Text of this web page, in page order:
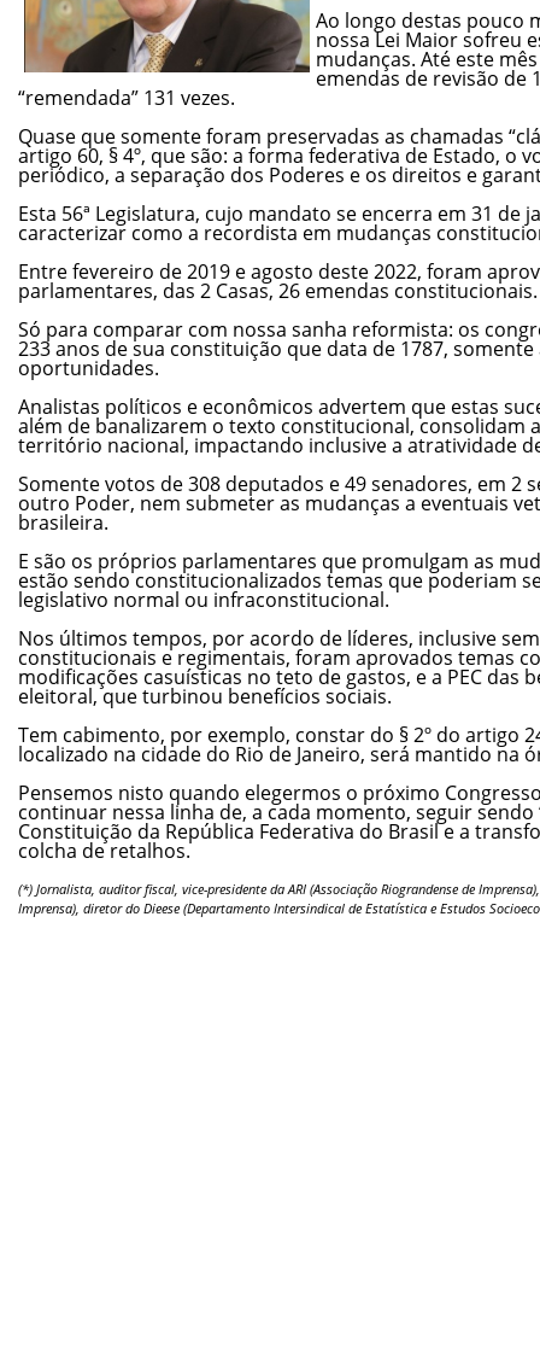
Ao longo destas pouco
nossa Lei Maior sofreu
mudanças. Até este
emendas de revisão de
“remendada” 131 vezes.
Quase que somente foram preservadas as chamadas
artigo 60, § 4º, que são: a forma federativa de Estado, o
periódico, a separação dos Poderes e os direitos e
Esta 56ª Legislatura, cujo mandato se encerra em 31 de
caracterizar como a recordista em mudanças
Entre fevereiro de 2019 e agosto deste 2022, foram
parlamentares, das 2 Casas, 26 emendas constitucionais.
Só para comparar com nossa sanha reformista: os
233 anos de sua constituição que data de 1787,
oportunidades.
Analistas políticos e econômicos advertem que estas
além de banalizarem o texto constitucional, consolidam
território nacional, impactando inclusive a atratividade
Somente votos de 308 deputados e 49 senadores, em 2
outro Poder, nem submeter as mudanças a eventuais
brasileira.
E são os próprios parlamentares que promulgam as
estão sendo constitucionalizados temas que poderiam
legislativo normal ou infraconstitucional.
Nos últimos tempos, por acordo de líderes, inclusive
constitucionais e regimentais, foram aprovados temas
modificações casuísticas no teto de gastos, e a PEC das
eleitoral, que turbinou benefícios sociais.
Tem cabimento, por exemplo, constar do § 2º do artigo
localizado na cidade do Rio de Janeiro, será mantido na
Pensemos nisto quando elegermos o próximo
continuar nessa linha de, a cada momento, seguir sendo
Constituição da República Federativa do Brasil e a
colcha de retalhos.
(*) Jornalista, auditor fiscal, vice-presidente da ARI (Associação Riograndense de
Imprensa), diretor do Dieese (Departamento Intersindical de Estatística e Estudos